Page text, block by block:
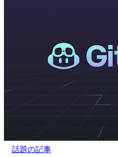
話題の記事